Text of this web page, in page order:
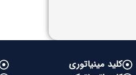
کلید مینیاتوری